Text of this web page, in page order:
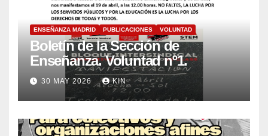
ENSEÑANZA MADRID PUBLICACIONES VOLUNTAD
Boletín de la Sección de
Enseñanza. Voluntad nº1.
30 MAY 2026 KIN_